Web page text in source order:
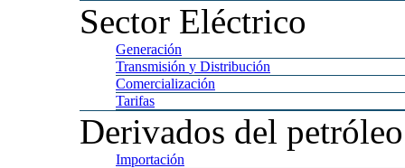
Sector Eléctrico
Generación
Transmisión y Distribución
Comercialización
Tarifas
Derivados del petróleo
Importación